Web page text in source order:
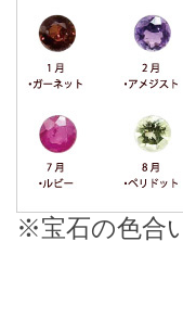
※宝石の色合